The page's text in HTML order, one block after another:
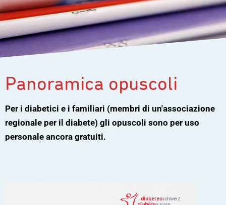
Panoramica opuscoli
Per i diabetici e i familiari (membri di un'associazione
regionale per il diabete) gli opuscoli sono per uso
personale ancora gratuiti.